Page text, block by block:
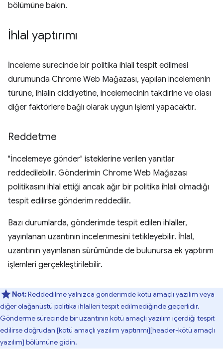
bölümüne bakın.
İhlal yaptırımı
İnceleme sürecinde bir politika ihlali tespit edilmesi
durumunda Chrome Web Mağazası, yapılan incelemenin
türüne, ihlalin ciddiyetine, incelemecinin takdirine ve olası
diğer faktörlere bağlı olarak uygun işlemi yapacaktır.
Reddetme
"İncelemeye gönder" isteklerine verilen yanıtlar
reddedilebilir. Gönderimin Chrome Web Mağazası
politikasını ihlal ettiği ancak ağır bir politika ihlali olmadığı
tespit edilirse gönderim reddedilir.
Bazı durumlarda, gönderimde tespit edilen ihlaller,
yayınlanan uzantının incelenmesini tetikleyebilir. İhlal,
uzantının yayınlanan sürümünde de bulunursa ek yaptırım
işlemleri gerçekleştirilebilir.
Not:Reddedilme yalnızca gönderimde kötü amaçlı yazılım veya
diğer olağanüstü politika ihlalleri tespit edilmediğinde geçerlidir.
Gönderme sürecinde bir uzantının kötü amaçlı yazılım içerdiği tespit
edilirse doğrudan [kötü amaçlı yazılım yaptırımı][header-kötü amaçlı
yazılım] bölümüne gidin.